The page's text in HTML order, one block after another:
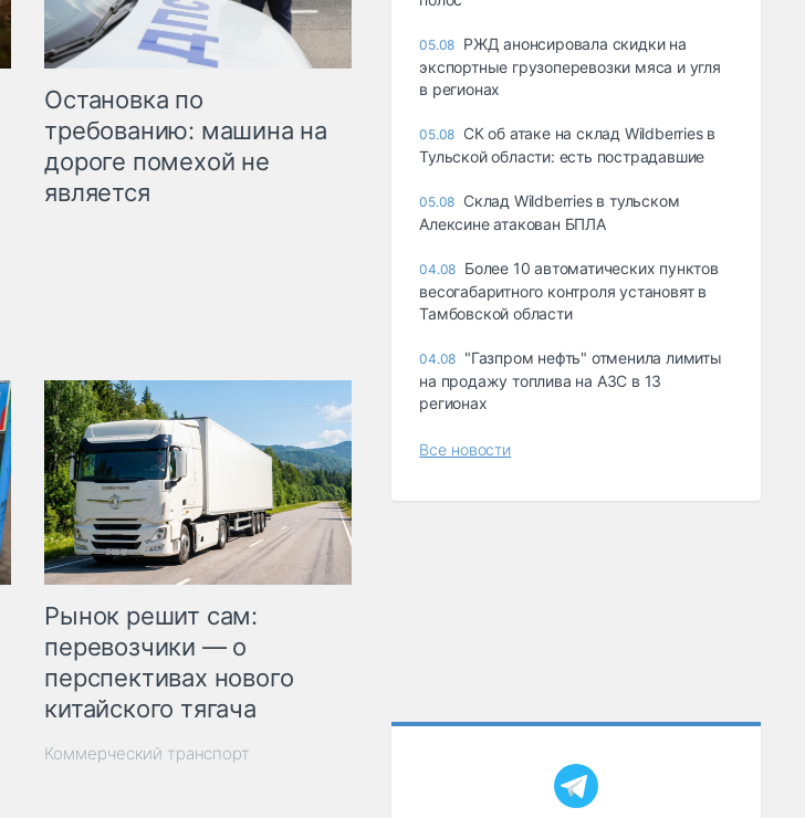
Остановка по
требованию: машина на
дороге помехой не
является
Рынок решит сам:
перевозчики — о
перспективах нового
китайского тягача
Коммерческий транспорт
05.08 РЖД анонсировала скидки на
экспортные грузоперевозки мяса и угля
в регионах
05.08 СК об атаке на склад Wildberries в
Тульской области: есть пострадавшие
05.08 Склад Wildberries в тульском
Алексине атакован БПЛА
04.08 Более 10 автоматических пунктов
весогабаритного контроля установят в
Тамбовской области
04.08 "Газпром нефть" отменила лимиты
на продажу топлива на АЗС в 13
регионах
Все новости